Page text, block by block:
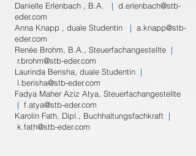
Danielle Erlenbach , B.A. | d.erlenbach@stb-
eder.com
Anna Knapp , duale Studentin | a.knapp@stb-
eder.com
Renée Brohm, B.A., Steuerfachangestellte |
r.brohm@stb-eder.com
Laurinda Berisha, duale Studentin |
l.berisha@stb-eder.com
Fadya Maher Aziz Atya, Steuerfachangestellte
| f.atya@stb-eder.com
Karolin Fath, Dipl., Buchhaltungsfachkraft |
k.fath@stb-eder.com